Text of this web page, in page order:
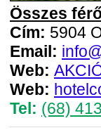
Összes
Cím: 5904
Email:
Web:
Web:
Tel: (68)